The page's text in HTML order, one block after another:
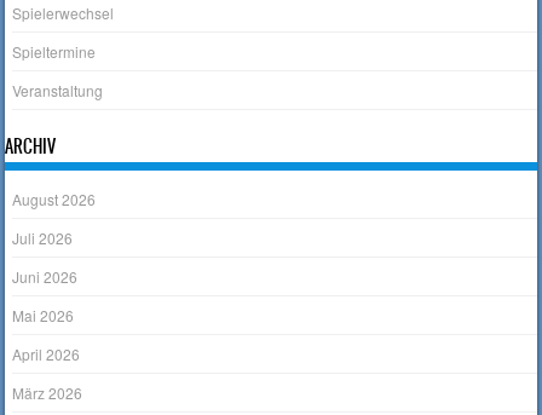
Spielerwechsel
Spieltermine
Veranstaltung
ARCHIV
August 2026
Juli 2026
Juni 2026
Mai 2026
April 2026
März 2026